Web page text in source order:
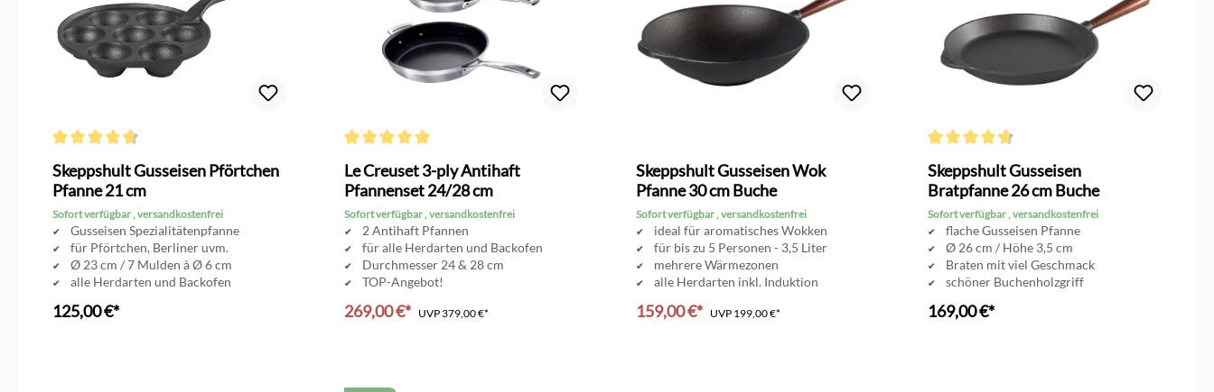
Skeppshult Gusseisen Pförtchen
Pfanne 21 cm
Sofort verfügbar , versandkostenfrei
Gusseisen Spezialitätenpfanne
für Pförtchen, Berliner uvm.
Ø 23 cm / 7 Mulden à Ø 6 cm
alle Herdarten und Backofen
125,00 €*
Le Creuset 3-ply Antihaft
Pfannenset 24/28 cm
Sofort verfügbar , versandkostenfrei
2 Antihaft Pfannen
für alle Herdarten und Backofen
Durchmesser 24 & 28 cm
TOP-Angebot!
269,00 €* UVP379,00 €*
Skeppshult Gusseisen Wok
Pfanne 30 cm Buche
Sofort verfügbar , versandkostenfrei
ideal für aromatisches Wokken
für bis zu 5 Personen - 3,5 Liter
mehrere Wärmezonen
alle Herdarten inkl. Induktion
159,00 €* UVP 199,00 €*
Skeppshult Gusseisen
Bratpfanne 26 cm Buche
Sofort verfügbar , versandkostenfrei
flache Gusseisen Pfanne
Ø 26 cm / Höhe 3,5 cm
Braten mit viel Geschmack
schöner Buchenholzgriff
169,00 €*